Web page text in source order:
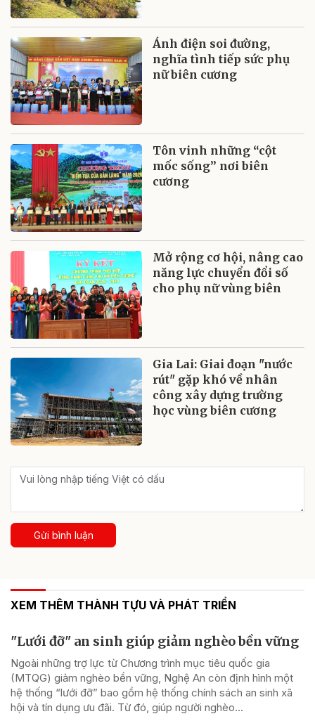
Ánh điện soi đường,
nghĩa tình tiếp sức phụ
nữ biên cương
Tôn vinh những “cột
mốc sống” nơi biên
cương
Mở rộng cơ hội, nâng cao
năng lực chuyển đổi số
cho phụ nữ vùng biên
Gia Lai: Giai đoạn "nước
rút" gặp khó về nhân
công xây dựng trường
học vùng biên cương
Gửi bình luận
XEM THÊM THÀNH TỰU VÀ PHÁT TRIỂN
"Lưới đỡ" an sinh giúp giảm nghèo bền vững
Ngoài những trợ lực từ Chương trình mục tiêu quốc gia
(MTQG) giảm nghèo bền vững, Nghệ An còn định hình một
hệ thống “lưới đỡ” bao gồm hệ thống chính sách an sinh xã
hội và tín dụng ưu đãi. Từ đó, giúp người nghèo...